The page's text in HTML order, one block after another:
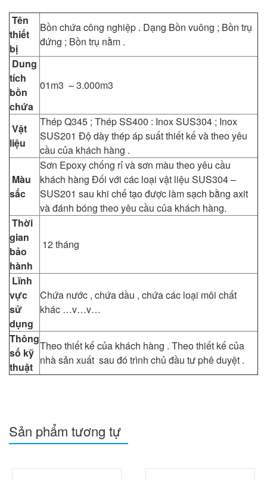
Tên
thiết
bị
Bồn chứa công nghiệp . Dạng Bồn vuông ; Bồn trụ
đứng ; Bồn trụ nằm .
Dung
tích
bồn
chứa
01m3 – 3.000m3
Vật
liệu
Thép Q345 ; Thép SS400 : Inox SUS304 ; Inox
SUS201 Độ dày thép áp suất thiết kế và theo yêu
cầu của khách hàng .
Màu
sắc
Sơn Epoxy chống rỉ và sơn màu theo yêu cầu
khách hàng Đối với các loại vật liệu SUS304 –
SUS201 sau khi chế tạo được làm sạch bằng axit
và đánh bóng theo yêu cầu của khách hàng.
Thời
gian
bảo
hành
12 tháng
Lĩnh
vực
sử
dụng
Chứa nước , chứa dầu , chứa các loại môi chất
khác …v…v…
Thông
số kỹ
thuật
Theo thiết kế của khách hàng . Theo thiết kế của
nhà sản xuất sau đó trình chủ đầu tư phê duyệt .
Sản phẩm tương tự